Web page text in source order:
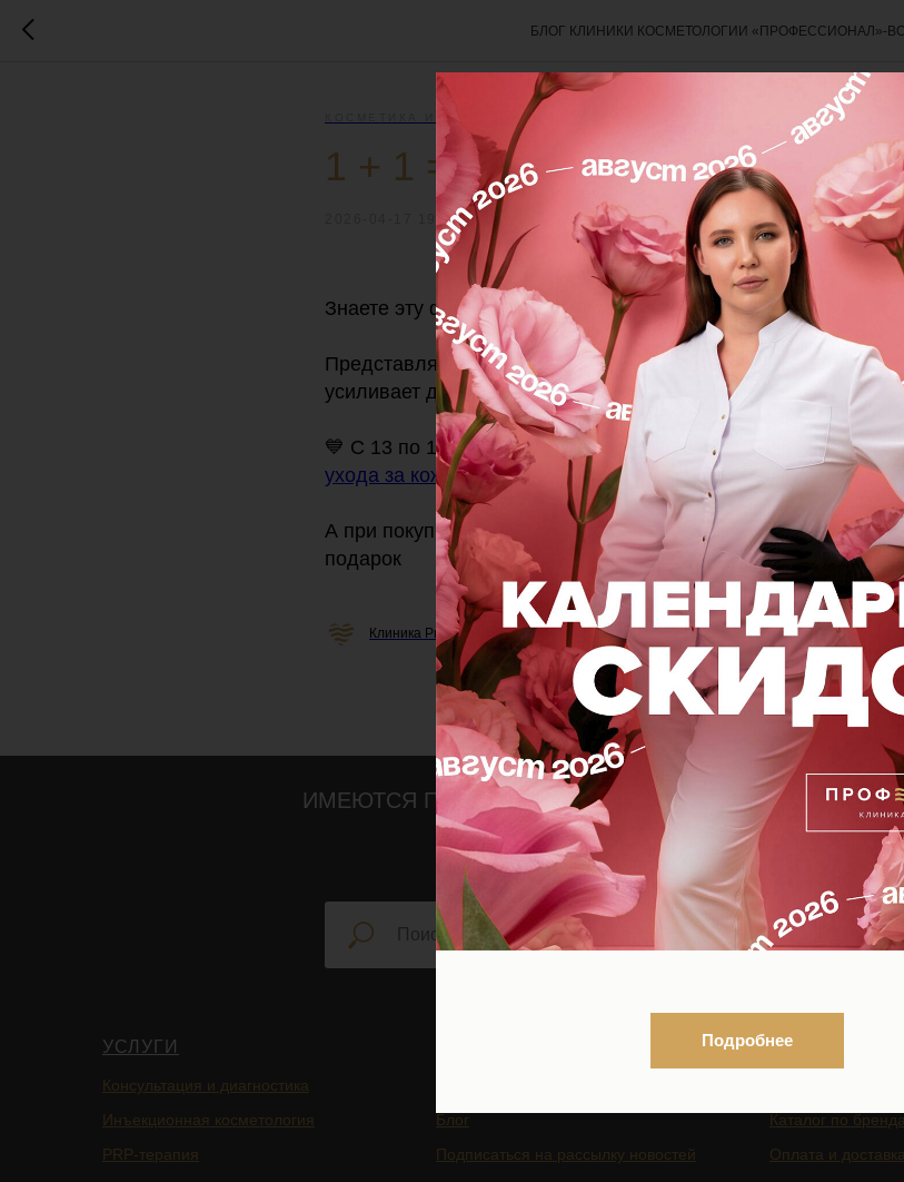
БЛОГ КЛИНИКИ КОСМЕТОЛОГИИ «ПРОФЕССИОНАЛ»-
БЬЮТИ-СОВЕТЫ
1 + 1 = Идеальная кожа✨
2026-04-17 19:00
Знаете эту формулу? В математике спорно, а в косметологии
Представляем подборкукосметики «Гидропептид»
с
усиливает действие другого. Никаких лишних баночек -
💙 С 13 по 19 апреля 2026 года при покупке от 2-х средств
ухода за кожей- дарим 15% скидку.
А при покупке косметики «Гидропептид» на сумму от
подарок
Клиника Professional-Волгоград
ИМЕЮТСЯ ПРОТИВОПОКАЗАНИЯ,
18+
УСЛУГИ
Консультация и диагностика
Инъекционная косметология
PRP-терапия
Блог
Подписаться на рассылку новостей
КОСМЕТИКА
Каталог по
Оплата и доставка
Подробнее